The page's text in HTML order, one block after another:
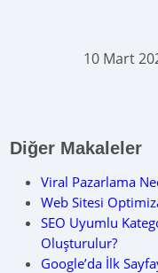
10 Mart
Diğer Makaleler
Viral Pazarlama
Web Sitesi
SEO Uyumlu
Oluşturulur?
Google’da İlk